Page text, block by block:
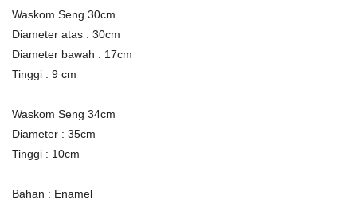
Waskom Seng 30cm
Diameter atas : 30cm
Diameter bawah : 17cm
Tinggi : 9 cm
Waskom Seng 34cm
Diameter : 35cm
Tinggi : 10cm
Bahan : Enamel